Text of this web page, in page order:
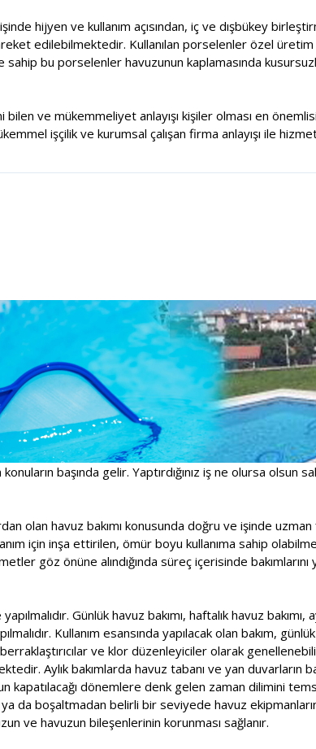
hijyen ve kullanım açısından, iç ve dışbükey
edilebilmektedir. Kullanılan porselenler özel
bu porselenler havuzunun kaplamasında
ve mükemmeliyet anlayışı kişiler olması en
işçilik ve kurumsal çalışan firma anlayışı ile
başında gelir. Yaptırdığınız iş ne olursa olsun
olan havuz bakımı konusunda doğru ve işinde uzman
için inşa ettirilen, ömür boyu kullanıma sahip
göz önüne alındığında süreç içerisinde bakımlarını
Günlük havuz bakımı, haftalık havuz bakımı,
Kullanım esansında yapılacak olan bakım,
ve klor düzenleyiciler olarak
Aylık bakımlarda havuz tabanı ve yan duvarların
kapatılacağı dönemlere denk gelen zaman dilimini
da boşaltmadan belirli bir seviyede havuz
ve havuzun bileşenlerinin korunması sağlanır.